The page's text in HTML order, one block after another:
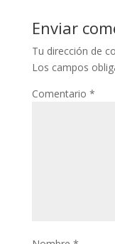
Enviar
Tu dirección de
Los campos
Comentario *